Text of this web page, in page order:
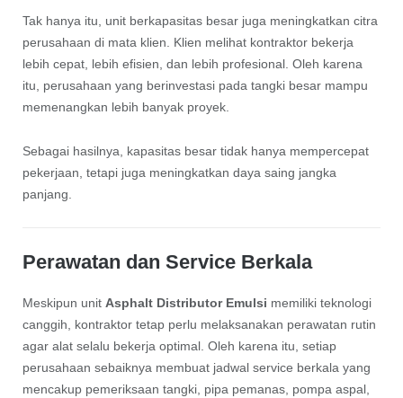
Tak hanya itu, unit berkapasitas besar juga meningkatkan citra
perusahaan di mata klien. Klien melihat kontraktor bekerja
lebih cepat, lebih efisien, dan lebih profesional. Oleh karena
itu, perusahaan yang berinvestasi pada tangki besar mampu
memenangkan lebih banyak proyek.
Sebagai hasilnya, kapasitas besar tidak hanya mempercepat
pekerjaan, tetapi juga meningkatkan daya saing jangka
panjang.
Perawatan dan Service Berkala
Meskipun unit Asphalt Distributor Emulsi memiliki teknologi
canggih, kontraktor tetap perlu melaksanakan perawatan rutin
agar alat selalu bekerja optimal. Oleh karena itu, setiap
perusahaan sebaiknya membuat jadwal service berkala yang
mencakup pemeriksaan tangki, pipa pemanas, pompa aspal,